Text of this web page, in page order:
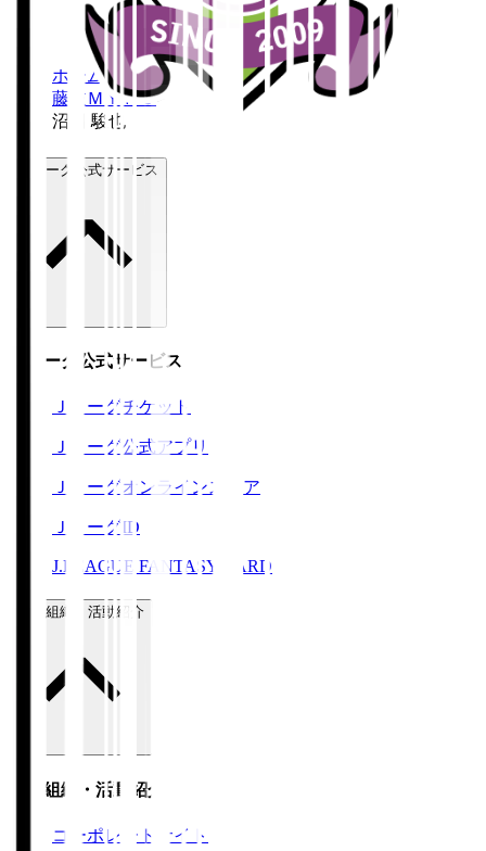
ホーム>
藤枝ＭＹＦＣ>
沼田 駿也
Ｊリーグ公式サービス
Ｊリーグ公式サービス
Ｊリーグチケット
Ｊリーグ公式アプリ
Ｊリーグオンラインストア
ＪリーグID
J.LEAGUE FANTASY CARD
運営組織・活動紹介
運営組織・活動紹介
コーポレートサイト